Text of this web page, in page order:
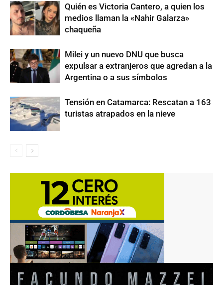
Quién es Victoria Cantero, a quien los
medios llaman la «Nahir Galarza»
chaqueña
Milei y un nuevo DNU que busca
expulsar a extranjeros que agredan a la
Argentina o a sus símbolos
Tensión en Catamarca: Rescatan a 163
turistas atrapados en la nieve